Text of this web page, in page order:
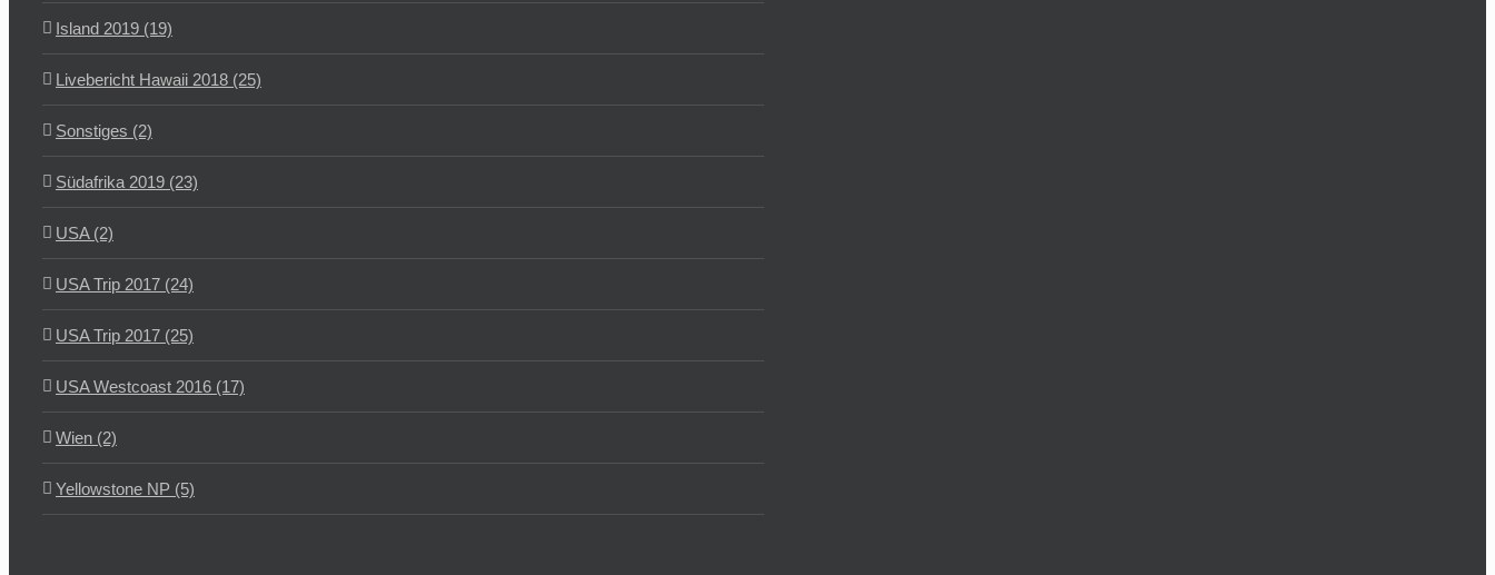
Island 2019 (19)
Livebericht Hawaii 2018 (25)
Sonstiges (2)
Südafrika 2019 (23)
USA (2)
USA Trip 2017 (24)
USA Trip 2017 (25)
USA Westcoast 2016 (17)
Wien (2)
Yellowstone NP (5)